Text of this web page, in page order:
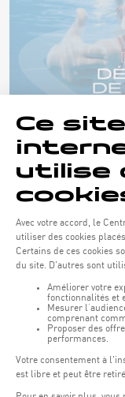
NEUIGKEITEN
Diesen Sommer bietet
von 3 bis 5 Jahren an!
6. Juni 2025 - 18:28